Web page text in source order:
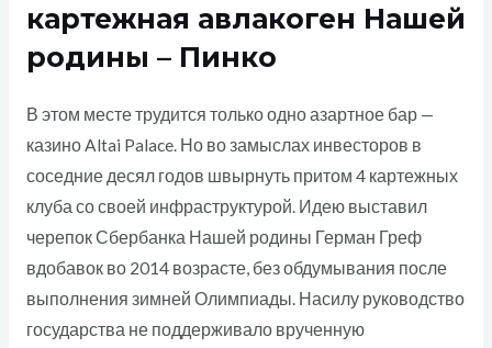
картежная авлакоген Нашей
родины – Пинко
В этом месте трудится только одно азартное бар —
казино Altai Palace. Но во замыслах инвесторов в
соседние десял годов швырнуть притом 4 картежных
клуба со своей инфраструктурой. Идею выставил
черепок Сбербанка Нашей родины Герман Греф
вдобавок во 2014 возрасте, без обдумывания после
выполнения зимней Олимпиады. Насилу руководство
государства не поддерживало врученную